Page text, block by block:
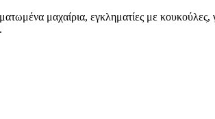
μαχαίρια, εγκληματίες με